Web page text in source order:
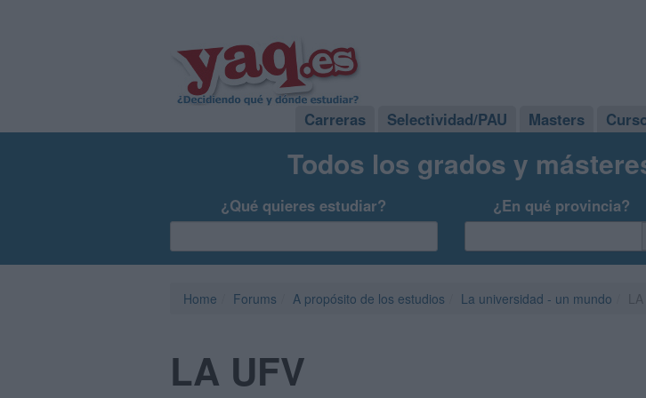
Carreras Selectividad/PAU Masters
Todos los grados y
¿Qué quieres estudiar? ¿En qué provincia?
Home Forums A propósito de los estudios La universidad - un mundo
LA UFV